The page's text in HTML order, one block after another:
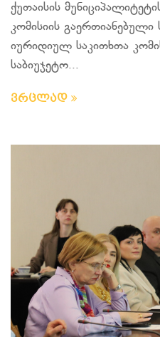
ქუთაისის
კომისიის
იურიდიულ საკითხთა
საბიუჯეტო...
ვრცლად